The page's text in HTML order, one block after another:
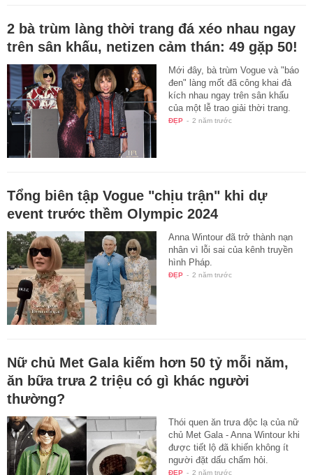
2 bà trùm làng thời trang đá xéo nhau ngay
trên sân khấu, netizen cảm thán: 49 gặp 50!
Mới đây, bà trùm Vogue và "báo
đen" làng mốt đã công khai đả
kích nhau ngay trên sân khấu
của một lễ trao giải thời trang.
ĐẸP - 2 năm trước
Tổng biên tập Vogue "chịu trận" khi dự
event trước thềm Olympic 2024
Anna Wintour đã trở thành nạn
nhân vì lỗi sai của kênh truyền
hình Pháp.
ĐẸP - 2 năm trước
Nữ chủ Met Gala kiếm hơn 50 tỷ mỗi năm,
ăn bữa trưa 2 triệu có gì khác người
thường?
Thói quen ăn trưa độc lạ của nữ
chủ Met Gala - Anna Wintour khi
được tiết lộ đã khiến không ít
người đặt dấu chấm hỏi.
ĐẸP - 2 năm trước